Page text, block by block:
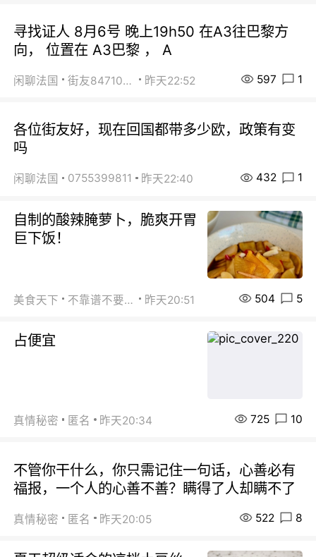
寻找证人 8月6号 晚上19h50 在A3往巴黎方
向， 位置在 A3巴黎 ， A
闲聊法国 街友84710671 昨天22:52 597 1
各位街友好，现在回国都带多少欧，政策有变
吗
闲聊法国 0755399811 昨天22:40 432 1
自制的酸辣腌萝卜，脆爽开胃
巨下饭！
美食天下 不靠谱不要联系 昨天20:51 504 5
占便宜
真情秘密 匿名 昨天20:34 725 10
不管你干什么，你只需记住一句话，心善必有
福报，一个人的心善不善？瞒得了人却瞒不了
真情秘密 匿名 昨天20:05 522 8